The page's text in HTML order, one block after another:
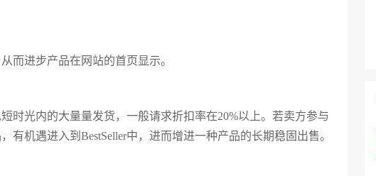
而进步产品在网站的首页显示。
时光内的大量量发货，一般请求折扣率在20%以上。若卖方参与
机遇进入到BestSeller中，进而增进一种产品的长期稳固出售。